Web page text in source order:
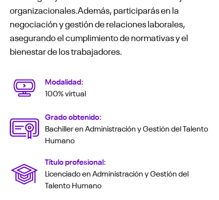
organizacionales.Además, participarás en la
negociación y gestión de relaciones laborales,
asegurando el cumplimiento de normativas y el
bienestar de los trabajadores.
Modalidad:
100% virtual
Grado obtenido:
Bachiller en Administración y Gestión del Talento
Humano
Título profesional:
Licenciado en Administración y Gestión del
Talento Humano